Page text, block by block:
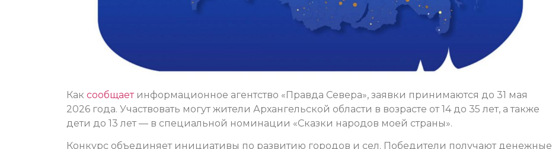
Как сообщаетинформационное агентство «Правда Севера», заявки принимаются до 31 мая
2026 года. Участвовать могут жители Архангельской области в возрасте от 14 до 35 лет, а также
дети до 13 лет — в специальной номинации «Сказки народов моей страны».
Конкурс объединяет инициативы по развитию городов и сел. Победители получают денежные